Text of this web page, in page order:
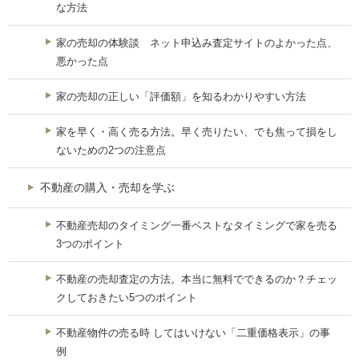
な方法
家の売却の体験談 ネット申込み査定サイトのよかった点、
悪かった点
家の売却の正しい「評価額」を知るわかりやすい方法
家を早く・高く売る方法。早く売りたい、でも焦って損をし
ないための2つの注意点
不動産の購入・売却を学ぶ
不動産売却のタイミング一番ベストなタイミングで家を売る
3つのポイント
不動産の売却査定の方法。本当に無料でできるのか？チェッ
クしておきたい5つのポイント
不動産物件の売る時 してはいけない「二重価格表示」の事
例